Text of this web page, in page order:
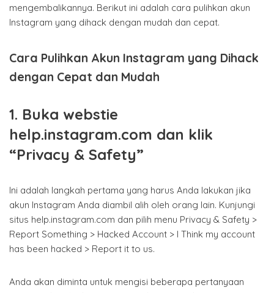
mengembalikannya. Berikut ini adalah cara pulihkan akun
Instagram yang dihack dengan mudah dan cepat.
Cara Pulihkan Akun Instagram yang Dihack
dengan Cepat dan Mudah
1. Buka webstie
help.instagram.com dan klik
“Privacy & Safety”
Ini adalah langkah pertama yang harus Anda lakukan jika
akun Instagram Anda diambil alih oleh orang lain. Kunjungi
situs help.instagram.com dan pilih menu Privacy & Safety >
Report Something > Hacked Account > I Think my account
has been hacked > Report it to us.
Anda akan diminta untuk mengisi beberapa pertanyaan